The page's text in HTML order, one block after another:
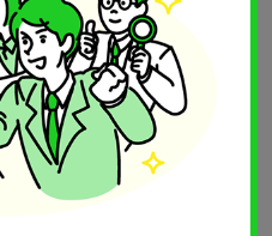
リオの作成
履歴書・職務経歴書の作成が
ではポートフォリオが重要
トフォリオとは、これまで
考の際の評価に大きな影響
を洗い出し、「自分の何を